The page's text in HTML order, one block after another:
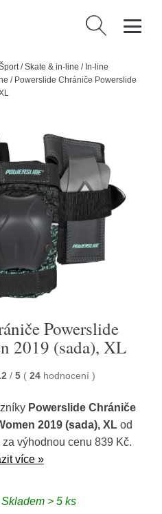
Vyhledávání
/Skate & in-line / In-line
/ Powerslide Chrániče Powerslide
Powerslide
2019 (sada), XL
/ 5 ( 24 hodnocení )
Powerslide Chrániče
2019 (sada), XL od
za výhodnou cenu 839 Kč.
více »
> 5 ks